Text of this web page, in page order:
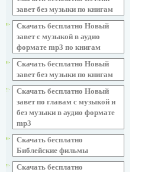
завет без музыки по книгам
Скачать бесплатно Новый
завет с музыкой в аудио
формате mp3 по книгам
Скачать бесплатно Новый
завет без музыки по книгам
Скачать бесплатно Новый
завет по главам с музыкой и
без музыки в аудио формате
mp3
Скачать бесплатно
Библейские фильмы
Скачать бесплатно